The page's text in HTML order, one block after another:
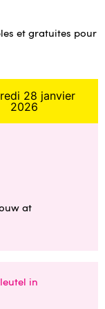
et gratuites pour
28 janvier
2026
at
in